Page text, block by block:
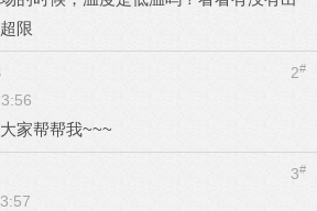
限
2#
家帮帮我~~~
3#